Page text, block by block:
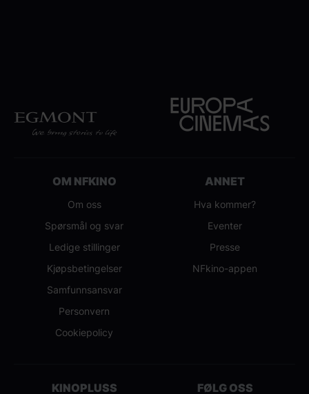
OM NFKINO
Om oss
Spørsmål og svar
Ledige stillinger
Kjøpsbetingelser
Samfunnsansvar
Personvern
Cookiepolicy
ANNET
Hva kommer?
Eventer
Presse
NFkino-appen
KINOPLUSS FØLG OSS